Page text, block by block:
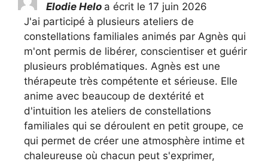
Elodie Helo a écrit le 17 juin 2026
J'ai participé à plusieurs ateliers de
constellations familiales animés par Agnès qui
m'ont permis de libérer, conscientiser et guérir
plusieurs problématiques. Agnès est une
thérapeute très compétente et sérieuse. Elle
anime avec beaucoup de dextérité et
d'intuition les ateliers de constellations
familiales qui se déroulent en petit groupe, ce
qui permet de créer une atmosphère intime et
chaleureuse où chacun peut s'exprimer,